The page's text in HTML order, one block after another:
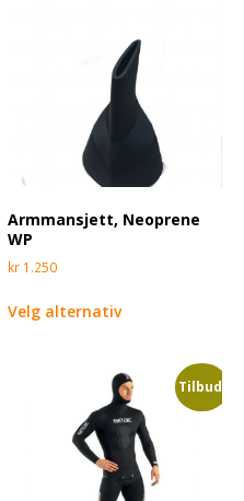
Armmansjett, Neoprene
WP
kr 1.250
Velg alternativ
Tilbud!